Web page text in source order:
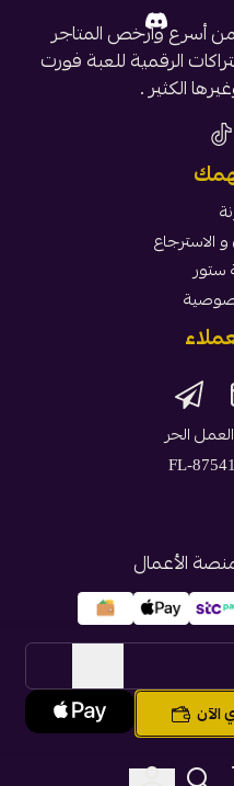
الآن
أسرع وأرخص المتاجر
الرقمية للعبة فورت
الكثير .
الاسترجاع
ستور
الحر
FL-
الأعمال
بطاقة ستور